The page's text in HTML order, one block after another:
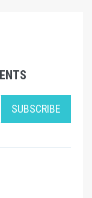
SUBSCRIBE